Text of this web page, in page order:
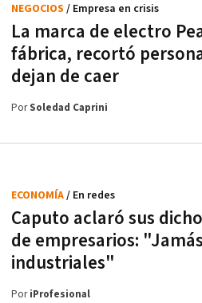
La marca de electro
fábrica, recortó
dejan de caer
NEGOCIOS / Empresa en crisis
PorSoledad Caprini
Caputo aclaró sus
de empresarios:
industriales"
ECONOMÍA/ En redes
PoriProfesional